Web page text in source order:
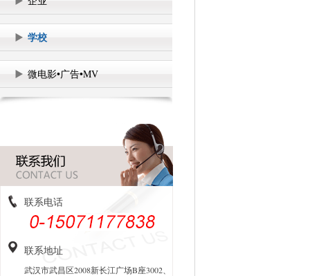
学校
微电影•广告•MV
联系电话
联系地址
武汉市武昌区2008新长江广场B座3002、